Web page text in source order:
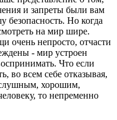
и запреты были вам
безопасность. Но когда
на мир шире.
очень непросто, отчасти
- мир устроен
Что если
во всем себе отказывая,
хорошим,
то непременно